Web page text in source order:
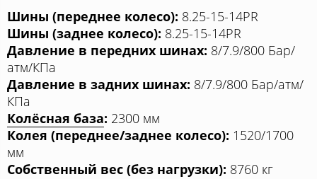
Шины (переднее колесо): 8.25-15-14PR
Шины (заднее колесо): 8.25-15-14PR
Давление в передних шинах: 8/7.9/800 Бар/
атм/КПа
Давление в задних шинах: 8/7.9/800 Бар/атм/
КПа
Колёсная база: 2300 мм
Колея (переднее/заднее колесо): 1520/1700
мм
Собственный вес (без нагрузки): 8760 кг